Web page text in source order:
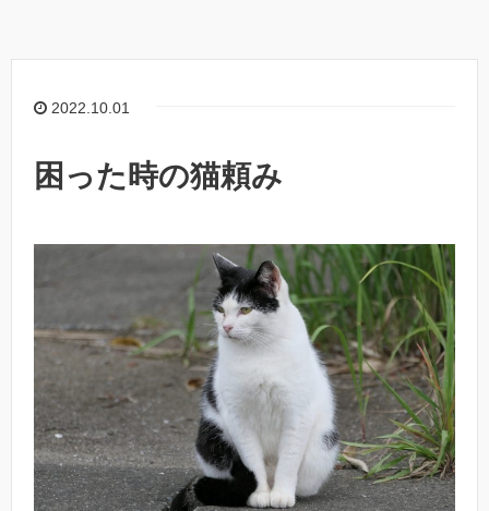
2022.10.01
困った時の猫頼み